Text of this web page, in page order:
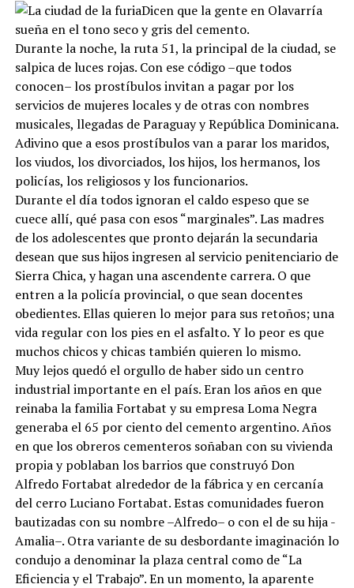
Dicen que la gente en Olavarría
sueña en el tono seco y gris del cemento.
Durante la noche, la ruta 51, la principal de la ciudad, se
salpica de luces rojas. Con ese código –que todos
conocen– los prostíbulos invitan a pagar por los
servicios de mujeres locales y de otras con nombres
musicales, llegadas de Paraguay y República Dominicana.
Adivino que a esos prostíbulos van a parar los maridos,
los viudos, los divorciados, los hijos, los hermanos, los
policías, los religiosos y los funcionarios.
Durante el día todos ignoran el caldo espeso que se
cuece allí, qué pasa con esos “marginales”. Las madres
de los adolescentes que pronto dejarán la secundaria
desean que sus hijos ingresen al servicio penitenciario de
Sierra Chica, y hagan una ascendente carrera. O que
entren a la policía provincial, o que sean docentes
obedientes. Ellas quieren lo mejor para sus retoños; una
vida regular con los pies en el asfalto. Y lo peor es que
muchos chicos y chicas también quieren lo mismo.
Muy lejos quedó el orgullo de haber sido un centro
industrial importante en el país. Eran los años en que
reinaba la familia Fortabat y su empresa Loma Negra
generaba el 65 por ciento del cemento argentino. Años
en que los obreros cementeros soñaban con su vivienda
propia y poblaban los barrios que construyó Don
Alfredo Fortabat alrededor de la fábrica y en cercanía
del cerro Luciano Fortabat. Estas comunidades fueron
bautizadas con su nombre –Alfredo– o con el de su hija -
Amalia–. Otra variante de su desbordante imaginación lo
condujo a denominar la plaza central como de “La
Eficiencia y el Trabajo”. En un momento, la aparente